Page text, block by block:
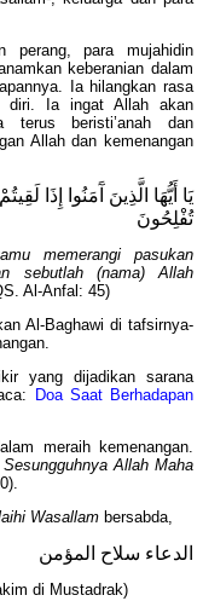
perang, para mujahidin
keberanian dalam
Ia hilangkan rasa
diri. Ia ingat Allah akan
terus beristi’anah dan
Allah dan kemenangan
يَا أَيُّهَا الَّذِينَ آَمَنُوا إِذَا
تُفْلِحُونَ
memerangi pasukan
sebutlah (nama) Allah
Al-Anfal: 45)
Al-Baghawi di tafsirnya-
yang dijadikan sarana
Doa Saat Berhadapan
meraih kemenangan.
Allah Maha
Wasallam bersabda,
الدعاء سلاح المؤمن
di Mustadrak)